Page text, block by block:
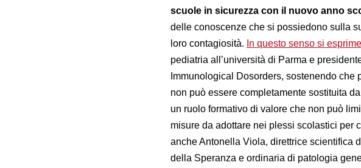
scuole in sicurezza con il nuovo anno
delle conoscenze che si possiedono sulla
loro contagiosità. In questo senso si
pediatria all’università di Parma e
Immunological Dosorders, sostenendo
non può essere completamente sostituita
un ruolo formativo di valore che non può
misure da adottare nei plessi scolastici per
anche Antonella Viola, direttrice scientifica
della Speranza e ordinaria di patologia